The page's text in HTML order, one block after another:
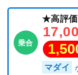
乗合
★高評
マダイ